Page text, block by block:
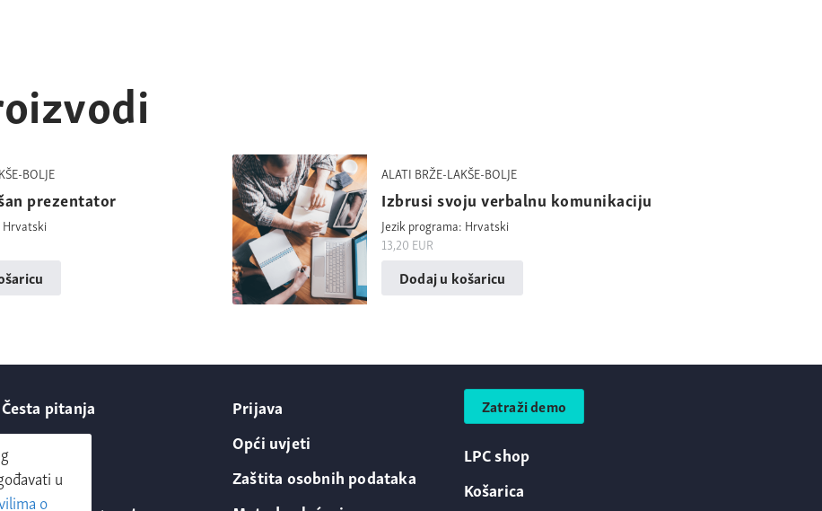
BOLJE
prezentator
Hrvatski
ALATI BRŽE-LAKŠE-BOLJE
Izbrusi svoju verbalnu komunikaciju
Jezik programa: Hrvatski
13,20 EUR
Dodaj u košaricu
Česta pitanja
Kontakt
O nama
Prijava
Opći uvjeti
Zaštita osobnih podataka
Zatraži demo
LPC shop
Košarica
u
o